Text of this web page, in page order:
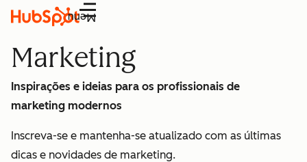
Menu
Marketing
Inspirações e ideias para os profissionais de
marketing modernos
Inscreva-se e mantenha-se atualizado com as últimas
dicas e novidades de marketing.